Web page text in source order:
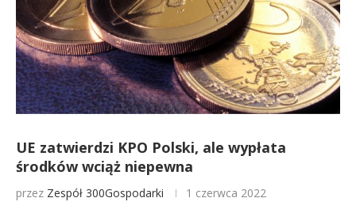
UE zatwierdzi KPO Polski, ale wypłata
środków wciąż niepewna
przez Zespół 300Gospodarki 1 czerwca 2022